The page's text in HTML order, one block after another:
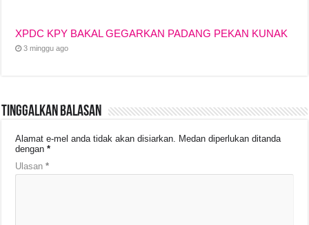
XPDC KPY BAKAL GEGARKAN PADANG PEKAN KUNAK
3 minggu ago
Tinggalkan Balasan
Alamat e-mel anda tidak akan disiarkan.
Medan diperlukan ditanda
dengan*
Ulasan*